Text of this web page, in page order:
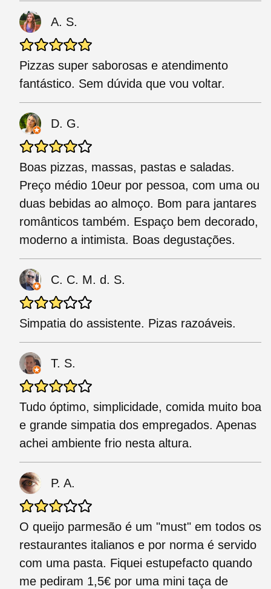
A. S.
Pizzas super saborosas e atendimento
fantástico. Sem dúvida que vou voltar.
D. G.
Boas pizzas, massas, pastas e saladas.
Preço médio 10eur por pessoa, com uma ou
duas bebidas ao almoço. Bom para jantares
românticos também. Espaço bem decorado,
moderno a intimista. Boas degustações.
C. C. M. d. S.
Simpatia do assistente. Pizas razoáveis.
T. S.
Tudo óptimo, simplicidade, comida muito boa
e grande simpatia dos empregados. Apenas
achei ambiente frio nesta altura.
P. A.
O queijo parmesão é um "must" em todos os
restaurantes italianos e por norma é servido
com uma pasta. Fiquei estupefacto quando
me pediram 1,5€ por uma mini taça de